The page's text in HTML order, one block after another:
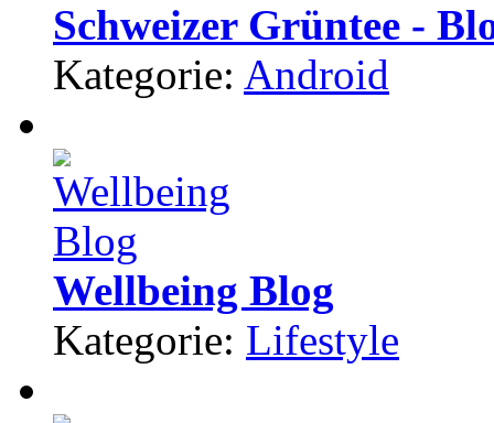
Schweizer Grüntee -
Kategorie: Android
Wellbeing Blog
Kategorie: Lifestyle